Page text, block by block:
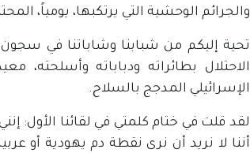
والجرائم الوحشية التي يرتكبها، يومياً،
تحية إليكم من شبابنا وشاباتنا في سجون
الاحتلال بطائراته ودباباته وأسلحته،
الإسرائيلي المدجج بالسلاح.
لقد قلت في ختام كلمتي في لقائنا الأول:
أننا لا نريد أن نرى نقطة دم يهودية أو